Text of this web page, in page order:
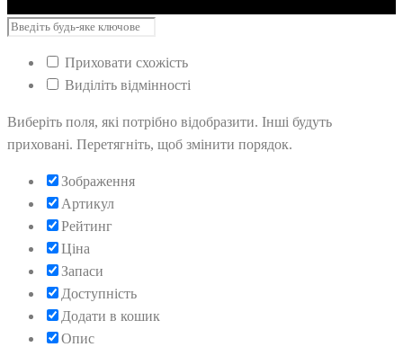
Приховати схожість
Виділіть відмінності
Виберіть поля, які потрібно відобразити. Інші будуть
приховані. Перетягніть, щоб змінити порядок.
Зображення
Артикул
Рейтинг
Ціна
Запаси
Доступність
Додати в кошик
Опис